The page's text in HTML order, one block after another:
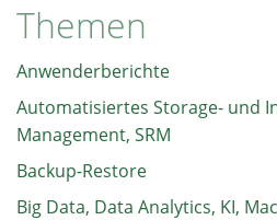
Themen
Anwenderberichte
Automatisiertes Storage- und
Management, SRM
Backup-Restore
Big Data, Data Analytics, KI,